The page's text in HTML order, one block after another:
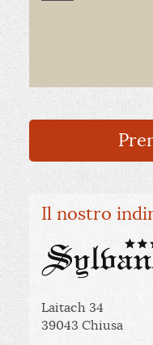
Il nostro
Laitach 34
39043 Chiusa